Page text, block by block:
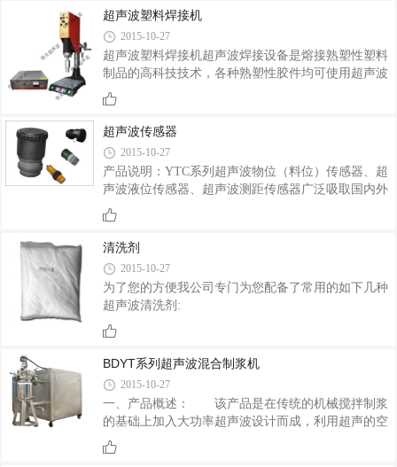
强度达到一定值即空化阀值时会将液体振碎成大量微
小气泡，这些气泡在连续声波的作用下，会迅速增
长，然后突然闭合，在气泡闭合时，由于液体间相互
碰撞产生强大的冲击波，从而在气泡周围产生上千个
大气压的压力和局部高温，这种物理现象称为超声空
化。在超声空化的作用下，被分散的物质内部会产生
超声波塑料焊接机
2015-10-27
超声波塑料焊接机超声波焊接设备是熔接熟塑性塑料
制品的高科技技术，各种熟塑性胶件均可使用超声波
熔接处理，在焊接塑料制品时，既不要添加任何粘接
剂、填料或溶剂，也不消耗大量热源，具有操作简
便、焊接速度快、焊接强度高、生产效率高等优点。
超声波塑料焊接优点：1、焊接速度快，焊接强度
高、密封性好；2、取代传统的焊接/粘接工艺，成本
低廉，清洁无污染且不会损伤工件；3、焊接过程稳
定，所有焊接参数均可通过软件系统进行跟踪监控，
一旦发现故障很容易进行排除和维护。可焊接的材料
超声波传感器
2015-10-27
产品说明：YTC系列超声波物位（料位）传感器、超
声波液位传感器、超声波测距传感器广泛吸取国内外
多种同类传感器的优点,实现了全数字化、人性化的设
计理念,具有完善的测控功能、数据传输功能和人机交
流功能。主芯片采用进口工业级单片机，配合数字温
度补偿及超宽电压输入稳压等数十块相关专用集成电
路，所以YTC系列传感器具有抗干扰性强、测量精度
高，可选择模拟量，开关量及RS485输出，方便的与
相关设施接口。YTC系列传感器采用工程塑料
（ABS、PP）防水外壳，防护等级为IP65，不必接触
式、
清洗剂
2015-10-27
为了您的方便我公司专门为您配备了常用的如下几种
超声波清洗剂:
BDYT系列超声波混合制浆机
2015-10-27
一、产品概述： 该产品是在传统的机械搅拌制浆
的基础上加入大功率超声波设计而成，利用超声的空
化作用，将各种不易分散、容易产生聚合的微细颗粒
在溶液中进行充分分散均匀混合，形成强分散、高细